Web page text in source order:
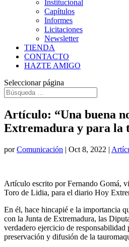
Institucional
Capítulos
Informes
Licitaciones
Newsletter
TIENDA
CONTACTO
HAZTE AMIGO
Seleccionar página
Artículo: “Una buena
Extremadura y para la
porComunicación | Oct 8, 2022 |
Artículo escrito por Fernando Gomá,
Toro de Lidia, para el diario Hoy
En él, hace hincapié e la importancia
con la Junta de Extremadura, las
verdadero ejercicio de responsabilidad
preservación y difusión de la